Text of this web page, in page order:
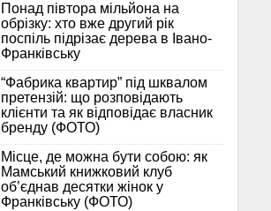
Понад півтора мільйона на
обрізку: хто вже другий рік
поспіль підрізає дерева в Івано-
Франківську
“Фабрика квартир” під шквалом
претензій: що розповідають
клієнти та як відповідає власник
бренду (ФОТО)
Місце, де можна бути собою: як
Мамський книжковий клуб
об’єднав десятки жінок у
Франківську (ФОТО)